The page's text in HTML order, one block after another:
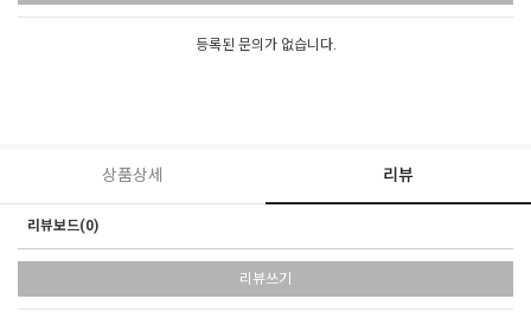
등록된 문의가 없습니다.
상품상세 리뷰
리뷰보드(0)
리뷰쓰기